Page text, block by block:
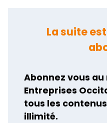
La suite
Abonnez vous
Entreprises
tous les
illimité.